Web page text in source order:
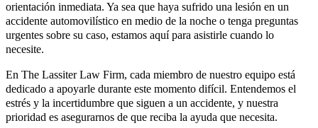
orientación inmediata. Ya sea que haya sufrido una lesión en un
accidente automovilístico en medio de la noche o tenga preguntas
urgentes sobre su caso, estamos aquí para asistirle cuando lo
necesite.
En The Lassiter Law Firm, cada miembro de nuestro equipo está
dedicado a apoyarle durante este momento difícil. Entendemos el
estrés y la incertidumbre que siguen a un accidente, y nuestra
prioridad es asegurarnos de que reciba la ayuda que necesita.